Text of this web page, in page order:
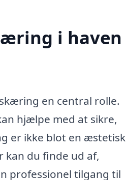
i haven
en central rolle.
hjælpe med at sikre,
er ikke blot en æstetisk
kan du finde ud af,
professionel tilgang til